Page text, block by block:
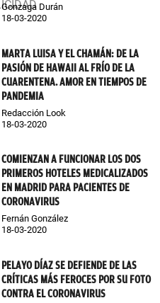
Gonzaga Durán
18-03-2020
MARTA LUISA Y EL CHAMÁN: DE LA
PASIÓN DE HAWAII AL FRÍO DE LA
CUARENTENA. AMOR EN TIEMPOS DE
PANDEMIA
Redacción Look
18-03-2020
COMIENZAN A FUNCIONAR LOS DOS
PRIMEROS HOTELES MEDICALIZADOS
EN MADRID PARA PACIENTES DE
CORONAVIRUS
Fernán González
18-03-2020
PELAYO DÍAZ SE DEFIENDE DE LAS
CRÍTICAS MÁS FEROCES POR SU FOTO
CONTRA EL CORONAVIRUS